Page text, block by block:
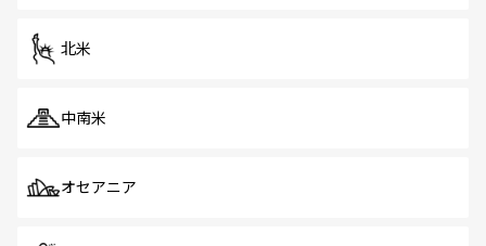
北米
中南米
オセアニア